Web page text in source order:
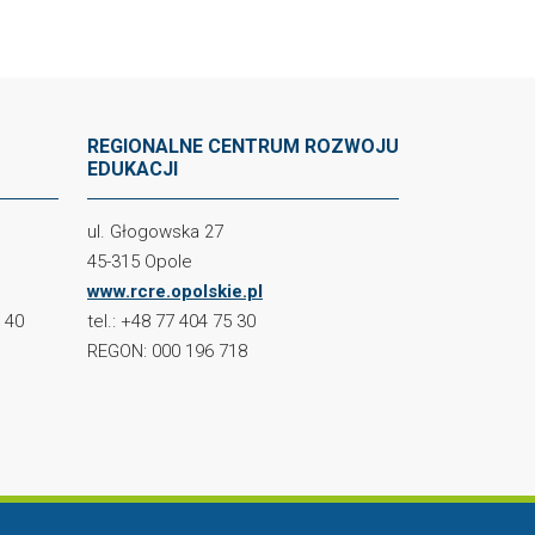
40
REGIONALNE CENTRUM ROZWOJU
EDUKACJI
ul. Głogowska 27
45-315 Opole
www.rcre.opolskie.pl
tel.: +48 77 404 75 30
REGON: 000 196 718